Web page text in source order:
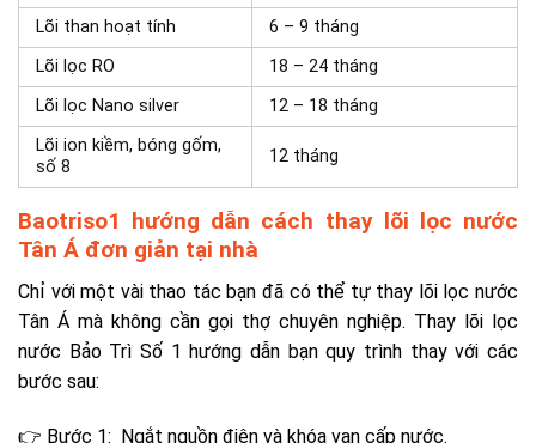
Lõi than hoạt tính
6 – 9 tháng
Lõi lọc RO
18 – 24 tháng
Lõi lọc Nano silver
12 – 18 tháng
Lõi ion kiềm, bóng gốm,
số 8
12 tháng
Baotriso1 hướng dẫn cách thay lõi lọc nước
Tân Á đơn giản tại nhà
Chỉ với một vài thao tác bạn đã có thể tự thay lõi lọc nước
Tân Á mà không cần gọi thợ chuyên nghiệp. Thay lõi lọc
nước Bảo Trì Số 1 hướng dẫn bạn quy trình thay với các
bước sau:
👉 Bước 1: Ngắt nguồn điện và khóa van cấp nước.